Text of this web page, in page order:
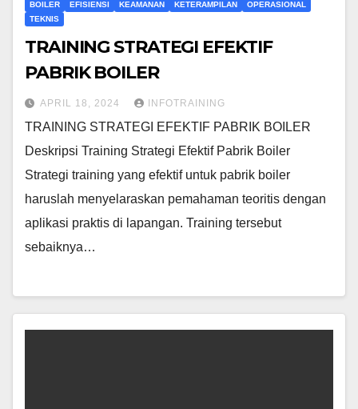
BOILER EFISIENSI KEAMANAN KETERAMPILAN
OPERASIONAL
TEKNIS
TRAINING STRATEGI EFEKTIF
PABRIK BOILER
APRIL 18, 2024 INFOTRAINING
TRAINING STRATEGI EFEKTIF PABRIK BOILER
Deskripsi Training Strategi Efektif Pabrik Boiler
Strategi training yang efektif untuk pabrik boiler
haruslah menyelaraskan pemahaman teoritis dengan
aplikasi praktis di lapangan. Training tersebut
sebaiknya…